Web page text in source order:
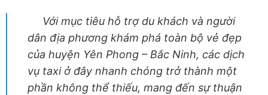
Với mục tiêu hỗ trợ du khách và người
dân địa phương khám phá toàn bộ vẻ đẹp
của huyện Yên Phong – Bắc Ninh, các dịch
vụ taxi ở đây nhanh chóng trở thành một
phần không thể thiếu, mang đến sự thuận